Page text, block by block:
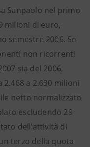
Sanpaolo nel primo
milioni di euro,
semestre 2006. Se
non ricorrenti
sia del 2006,
a 2.630 milioni
netto normalizzato
escludendo 29
dell’attività di
terzo della quota